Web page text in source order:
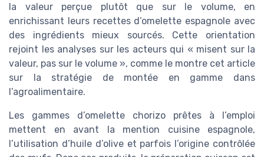
la valeur perçue plutôt que sur le volume, en
enrichissant leurs recettes d’omelette espagnole avec
des ingrédients mieux sourcés. Cette orientation
rejoint les analyses sur les acteurs qui « misent sur la
valeur, pas sur le volume », comme le montre cet article
sur la stratégie de montée en gamme dans
l’agroalimentaire.
Les gammes d’omelette chorizo prêtes à l’emploi
mettent en avant la mention cuisine espagnole,
l’utilisation d’huile d’olive et parfois l’origine contrôlée